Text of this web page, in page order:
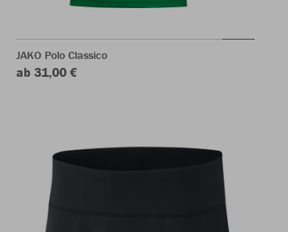
JAKO Polo Classico
ab 31,00 €